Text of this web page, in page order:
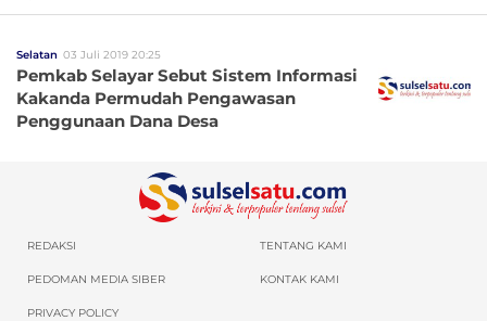
Selatan 03 Juli 2019 20:25
Pemkab Selayar Sebut Sistem Informasi
Kakanda Permudah Pengawasan
Penggunaan Dana Desa
REDAKSI TENTANG KAMI
PEDOMAN MEDIA SIBER KONTAK KAMI
PRIVACY POLICY